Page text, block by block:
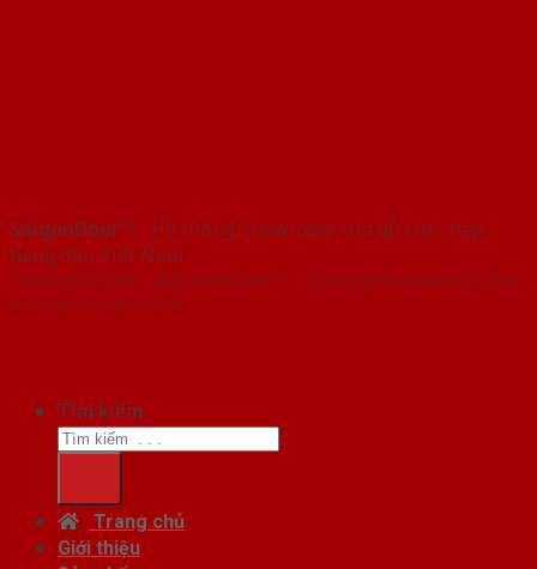
SaigonDoor™ - Hệ thống Showroom cửa gỗ cửa thép
hàng đầu Việt Nam
Copyright ⓒ 2016 – 2026 SaigonDoor™ - www.cuagocuathep.com | Đơn
vị chủ quản SaigonDoor
Tìm kiếm:
Trang chủ
Giới thiệu